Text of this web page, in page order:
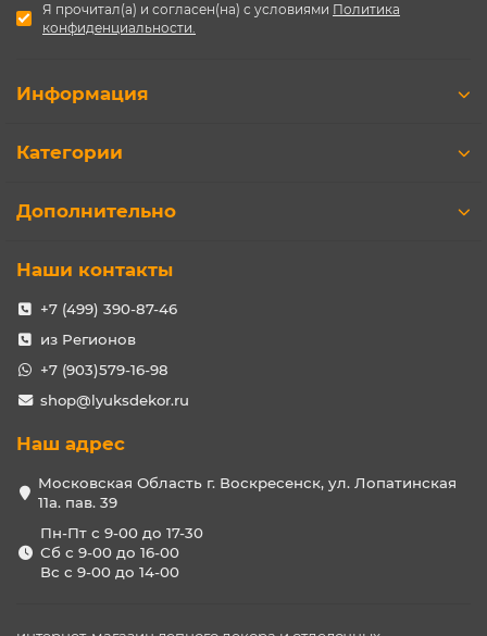
Я прочитал(а) и согласен(на) с условиями Политика
конфиденциальности.
Информация
Категории
Дополнительно
Наши контакты
+7 (499) 390-87-46
из Регионов
+7 (903)579-16-98
shop@lyuksdekor.ru
Наш адрес
Московская Область г. Воскресенск, ул. Лопатинская
11а. пав. 39
Пн-Пт с 9-00 до 17-30
Сб с 9-00 до 16-00
Вс с 9-00 до 14-00